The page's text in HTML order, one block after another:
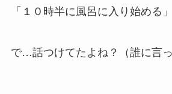
「１０時半に風呂に入り始める」
で…話つけてたよね？（誰に言っ